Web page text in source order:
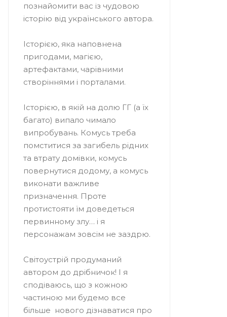
познайомити вас із чудовою
історію від українського автора.
Історією, яка наповнена
пригодами, магією,
артефактами, чарівними
створіннями і порталами.
Історією, в якій на долю ГГ (а їх
багато) випало чимало
випробувань. Комусь треба
помститися за загибель рідних
та втрату домівки, комусь
повернутися додому, а комусь
виконати важливе
призначення. Проте
протистояти їм доведеться
первинному злу… і я
персонажам зовсім не заздрю.
Світоустрій продуманий
автором до дрібничок! І я
сподіваюсь, що з кожною
частиною ми будемо все
більше нового дізнаватися про